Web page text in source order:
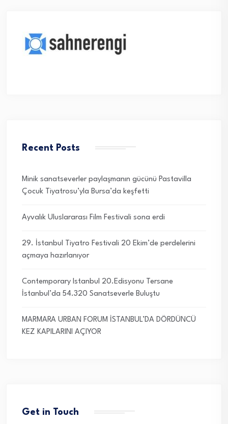
Recent Posts
Minik sanatseverler paylaşmanın gücünü Pastavilla
Çocuk Tiyatrosu’yla Bursa’da keşfetti
Ayvalık Uluslararası Film Festivali sona erdi
29. İstanbul Tiyatro Festivali 20 Ekim’de perdelerini
açmaya hazırlanıyor
Contemporary Istanbul 20.Edisyonu Tersane
İstanbul’da 54.320 Sanatseverle Buluştu
MARMARA URBAN FORUM İSTANBUL’DA DÖRDÜNCÜ
KEZ KAPILARINI AÇIYOR
Get in Touch